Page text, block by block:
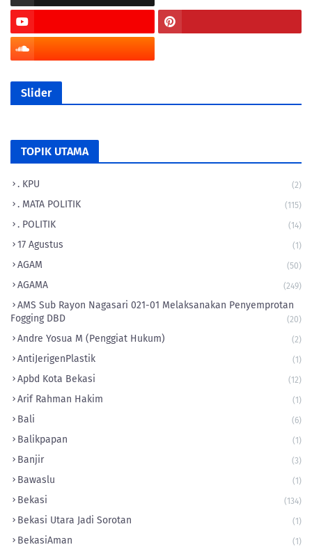
Slider
TOPIK UTAMA
. KPU (2)
. MATA POLITIK (115)
. POLITIK (14)
17 Agustus (1)
AGAM (50)
AGAMA (249)
AMS Sub Rayon Nagasari 021-01 Melaksanakan Penyemprotan
Fogging DBD
(20)
Andre Yosua M (Penggiat Hukum) (2)
AntiJerigenPlastik (1)
Apbd Kota Bekasi (12)
Arif Rahman Hakim (1)
Bali (6)
Balikpapan (1)
Banjir (3)
Bawaslu (1)
Bekasi (134)
Bekasi Utara Jadi Sorotan (1)
BekasiAman (1)